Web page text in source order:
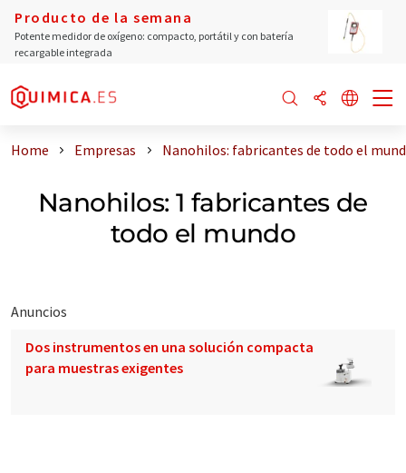
Producto de la semana
Potente medidor de oxígeno: compacto, portátil y con batería
recargable integrada
Home Empresas Nanohilos: fabricantes de todo el
Nanohilos: 1 fabricantes de
todo el mundo
Anuncios
Dos instrumentos en una solución compacta
para muestras exigentes